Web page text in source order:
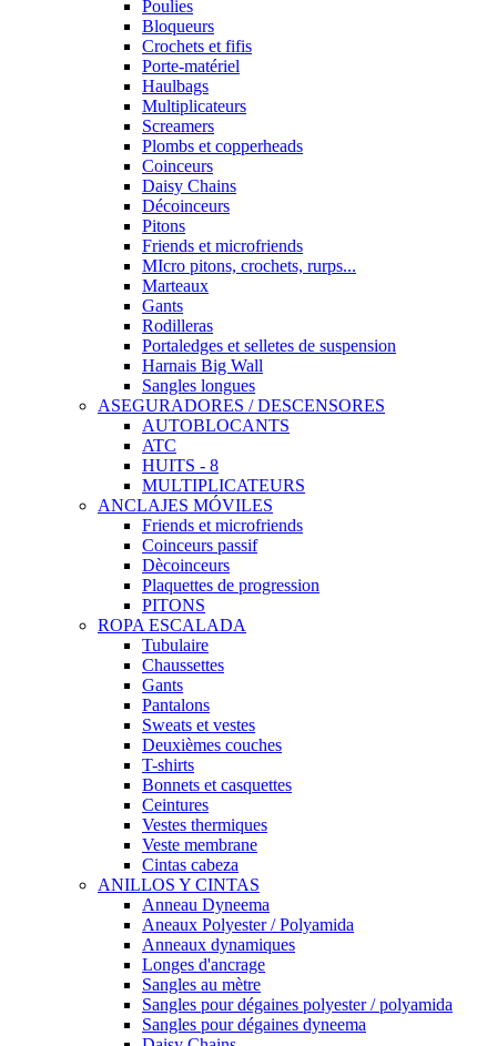
Poulies
Bloqueurs
Crochets et fifis
Porte-matériel
Haulbags
Multiplicateurs
Screamers
Plombs et copperheads
Coinceurs
Daisy Chains
Décoinceurs
Pitons
Friends et microfriends
MIcro pitons, crochets, rurps...
Marteaux
Gants
Rodilleras
Portaledges et selletes de suspension
Harnais Big Wall
Sangles longues
ASEGURADORES / DESCENSORES
AUTOBLOCANTS
ATC
HUITS - 8
MULTIPLICATEURS
ANCLAJES MÓVILES
Friends et microfriends
Coinceurs passif
Dècoinceurs
Plaquettes de progression
PITONS
ROPA ESCALADA
Tubulaire
Chaussettes
Gants
Pantalons
Sweats et vestes
Deuxièmes couches
T-shirts
Bonnets et casquettes
Ceintures
Vestes thermiques
Veste membrane
Cintas cabeza
ANILLOS Y CINTAS
Anneau Dyneema
Aneaux Polyester / Polyamida
Anneaux dynamiques
Longes d'ancrage
Sangles au mètre
Sangles pour dégaines polyester / polyamida
Sangles pour dégaines dyneema